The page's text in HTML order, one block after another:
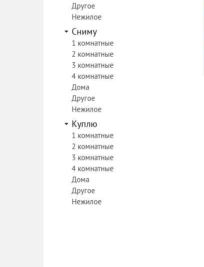
Другое
Нежилое
Сниму
1 комнатные
2 комнатные
3 комнатные
4 комнатные
Дома
Другое
Нежилое
Куплю
1 комнатные
2 комнатные
3 комнатные
4 комнатные
Дома
Другое
Нежилое